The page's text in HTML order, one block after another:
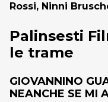
Rossi, Ninni
Palinsesti
le trame
GIOVANNINO
NEANCHE SE MI